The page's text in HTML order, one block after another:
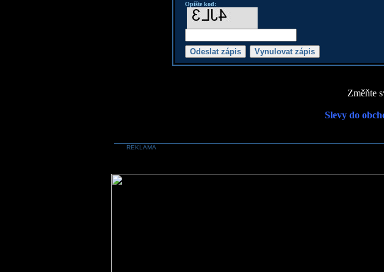
Opište kod:
Změňte
Slevy do
REKLAMA